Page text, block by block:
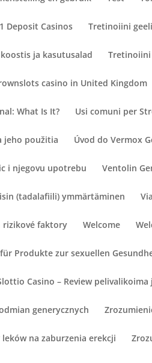
Deposit Casinos Tretinoiini
ja kasutusalad
casino in United Kingdom
What Is It? Usi comuni per
jeho použitia Úvod do Vermox
i njegovu upotrebu Ventolin
(tadalafiili) ymmärtäminen
rizikové faktory Welcome
Produkte zur sexuellen
Casino – Review pelivalikoima
generycznych
na zaburzenia erekcji